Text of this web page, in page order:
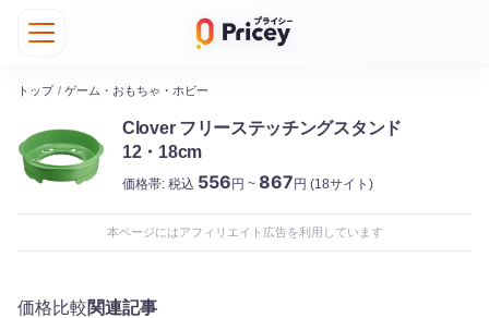
トップ / ゲーム・おもちゃ・ホビー
Clover フリーステッチングスタンド
12・18cm
価格帯: 税込 556円 ~ 867円 (18サイト)
本ページにはアフィリエイト広告を利用しています
価格比較関連記事